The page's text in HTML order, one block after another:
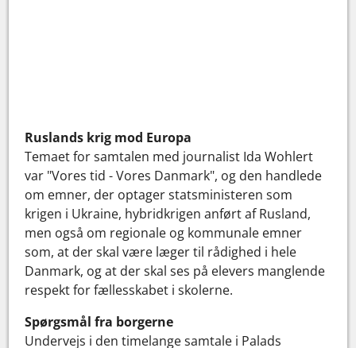
Ruslands krig mod Europa
Temaet for samtalen med journalist Ida Wohlert
var "Vores tid - Vores Danmark", og den handlede
om emner, der optager statsministeren som
krigen i Ukraine, hybridkrigen anført af Rusland,
men også om regionale og kommunale emner
som, at der skal være læger til rådighed i hele
Danmark, og at der skal ses på elevers manglende
respekt for fællesskabet i skolerne.
Spørgsmål fra borgerne
Undervejs i den timelange samtale i Palads